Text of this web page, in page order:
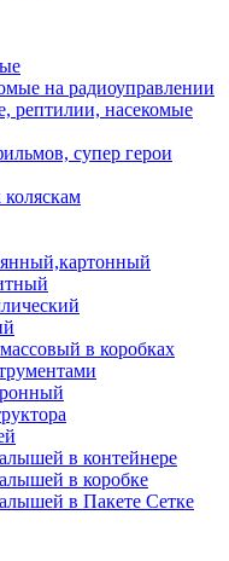
на радиоуправлении
рептилии, насекомые
супер герои
коляскам
в коробках
в контейнере
в коробке
в Пакете Сетке